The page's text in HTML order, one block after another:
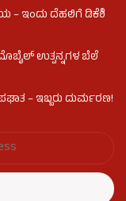
– ಇಂದು ದೆಹಲಿಗೆ ಡಿಕೆಶಿ
ಮೊಬೈಲ್ ಉತ್ಪನ್ನಗಳ ಬೆಲೆ
– ಇಬ್ಬರು ದುರ್ಮರಣ!